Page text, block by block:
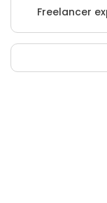
Freelancer